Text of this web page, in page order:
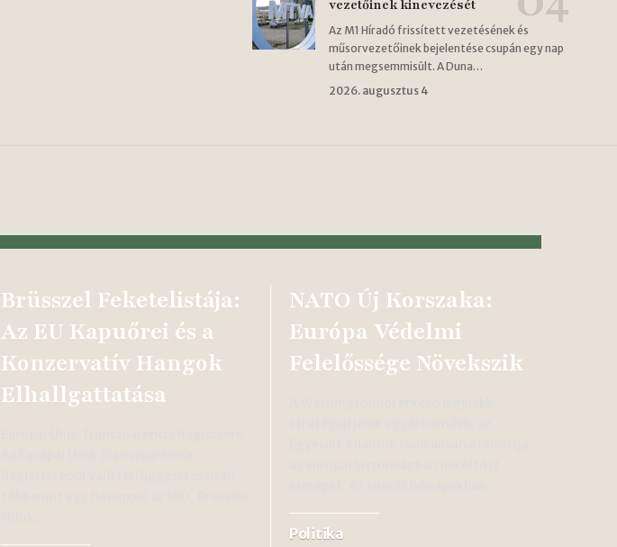
vezetőinek kinevezését
Az M1 Híradó frissített vezetésének és
műsorvezetőinek bejelentése csupán egy nap
után megsemmisült. A Duna…
2026. augusztus 4
Brüsszel Feketelistája:
Az EU Kapuőrei és a
Konzervatív Hangok
Elhallgattatása
NATO Új Korszaka:
Európa Védelmi
Felelőssége Növekszik
Politika